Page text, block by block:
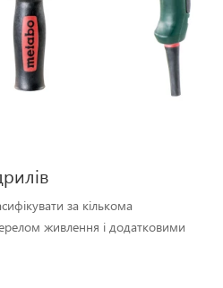
за кількома
живлення і додатковими